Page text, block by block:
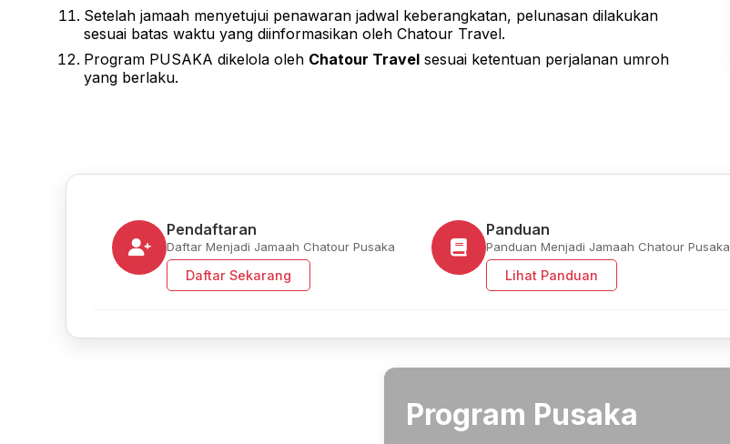
Setelah jamaah menyetujui penawaran jadwal keberangkatan, pelunasan dilakukan
sesuai batas waktu yang diinformasikan oleh Chatour Travel.
Program PUSAKA dikelola oleh Chatour Travel sesuai ketentuan perjalanan umroh
yang berlaku.
Pendaftaran
Daftar Menjadi Jamaah Chatour Pusaka
Daftar Sekarang
Panduan
Panduan Menjadi Jamaah Chatour Pusaka
Lihat Panduan
Program Pusaka